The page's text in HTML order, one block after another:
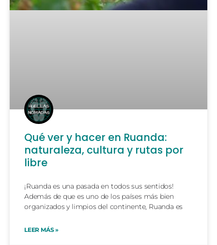
Qué ver y hacer en Ruanda:
naturaleza, cultura y rutas por
libre
¡Ruanda es una pasada en todos sus sentidos!
Además de que es uno de los países más bien
organizados y limpios del continente, Ruanda es
LEER MÁS »